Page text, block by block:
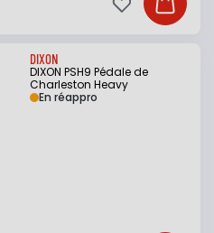
Ajouter
Ajouter à ma
DIXON
DIXON PSH9 Pédale de
Charleston Heavy
En réappro